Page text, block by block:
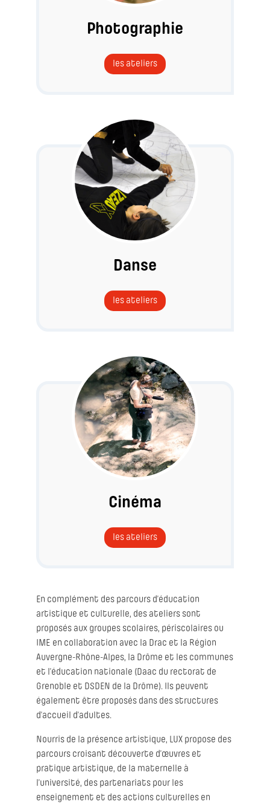
Photographie
les ateliers
Danse
les ateliers
Cinéma
les ateliers
En complément des parcours d’éducation
artistique et culturelle, des ateliers sont
proposés aux groupes scolaires, périscolaires ou
IME en collaboration avec la Drac et la Région
Auvergne-Rhône-Alpes, la Drôme et les communes
et l’éducation nationale (Daac du rectorat de
Grenoble et DSDEN de la Drôme). Ils peuvent
également être proposés dans des structures
d’accueil d’adultes.
Nourris de la présence artistique, LUX propose des
parcours croisant découverte d’œuvres et
pratique artistique, de la maternelle à
l’université, des partenariats pour les
enseignement et des actions culturelles en